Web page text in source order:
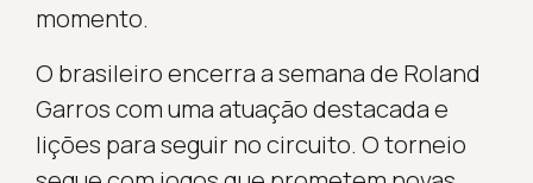
momento.
O brasileiro encerra a semana de Roland
Garros com uma atuação destacada e
lições para seguir no circuito. O torneio